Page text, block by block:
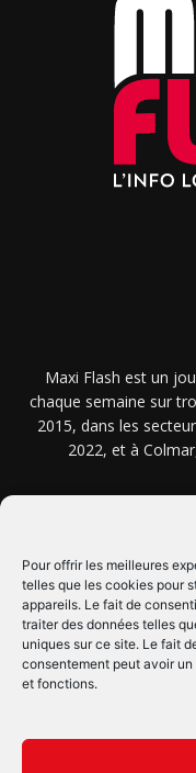
Pour offrir les meilleures
telles que les cookies pour
appareils. Le fait de
traiter des données telles
uniques sur ce site. Le fait
consentement peut avoir
et fonctions.
Maxi Flash est un
chaque semaine sur
2015, dans les
2022, et à